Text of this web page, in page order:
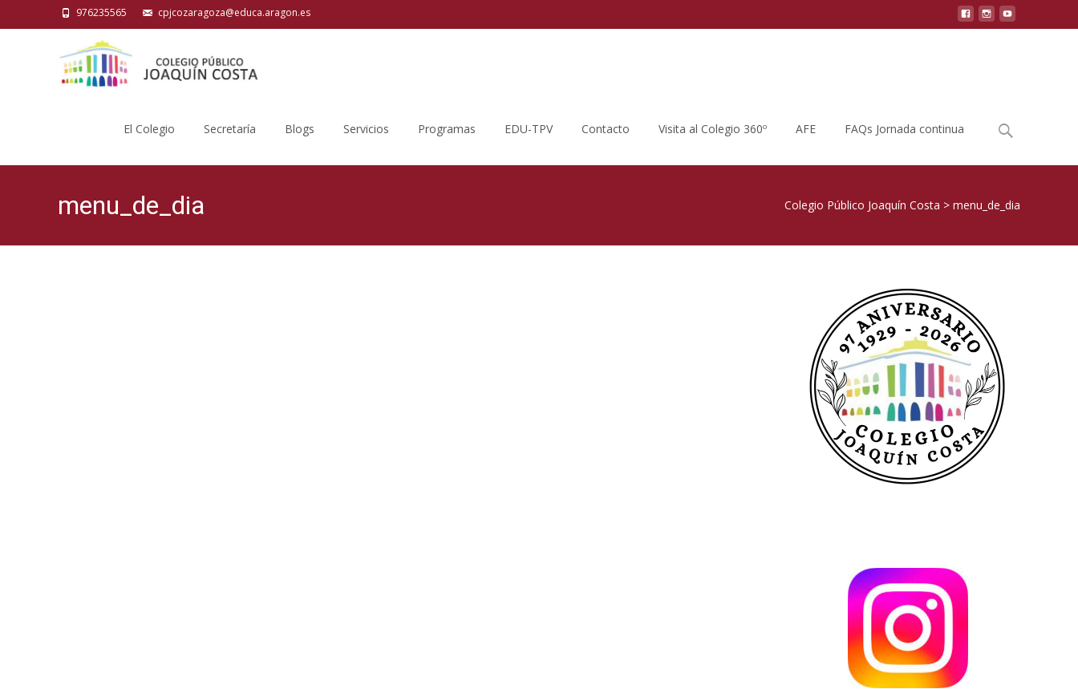
976235565 cpjcozaragoza@educa.aragon.es
El Colegio Secretaría Blogs Servicios Programas EDU-TPV Contacto Visita al Colegio 360º AFE FAQs Jornada continua
Buscar
por:
menu_de_dia Colegio Público Joaquín Costa > menu_de_dia